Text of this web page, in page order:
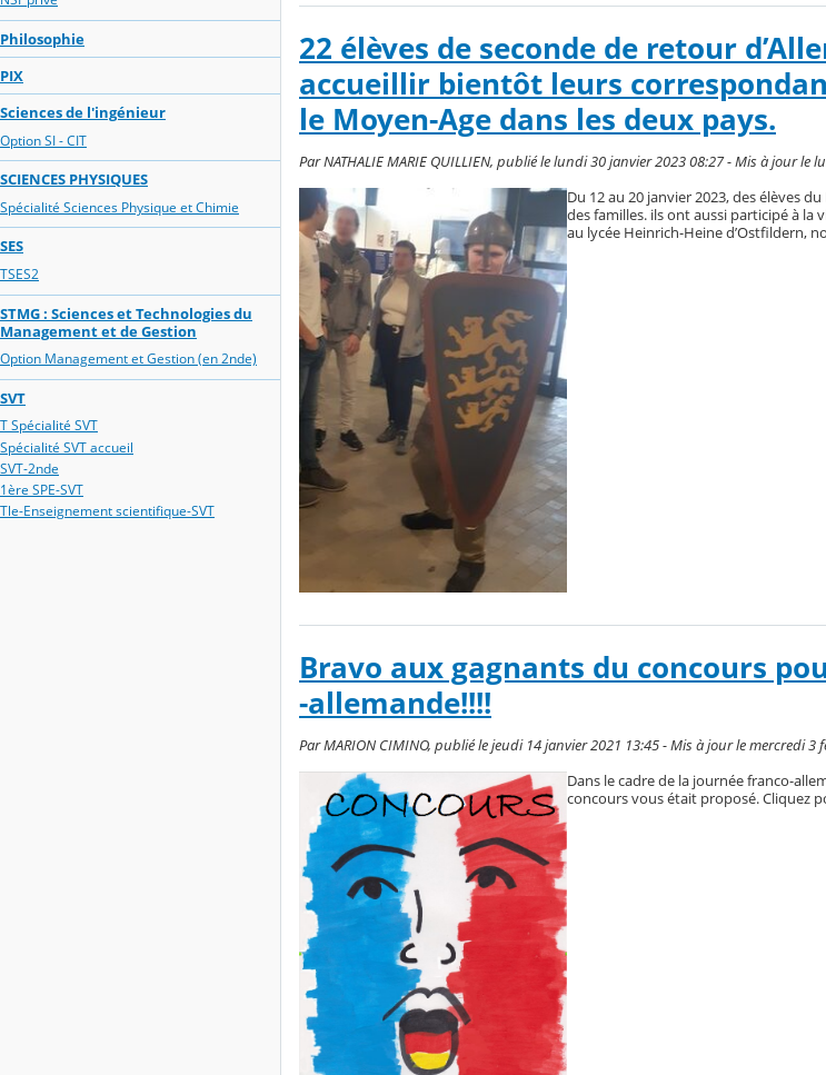
Philosophie
PIX
Sciences de l'ingénieur
Option SI - CIT
SCIENCES PHYSIQUES
Spécialité Sciences Physique et Chimie
SES
TSES2
STMG : Sciences et Technologies du
Management et de Gestion
Option Management et Gestion (en 2nde)
SVT
T Spécialité SVT
Spécialité SVT accueil
SVT-2nde
1ère SPE-SVT
Tle-Enseignement scientifique-SVT
22 élèves de seconde de retour
accueillir bientôt leurs
le Moyen-Age dans les deux pays.
Par NATHALIE MARIE QUILLIEN, publié le lundi 30 janvier 2023 08:27 - Mis à jour le
Du 12 au 20 janvier 2023, des élèves
des familles. ils ont aussi participé à la
au lycée Heinrich-Heine d’Ostfildern,
Bravo aux gagnants du concours
-allemande!!!!
Par MARION CIMINO, publié le jeudi 14 janvier 2021 13:45 - Mis à jour le mercredi 3
Dans le cadre de la journée franco-
concours vous était proposé. Cliquez